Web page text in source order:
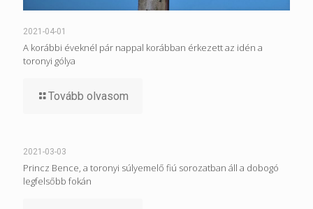
2021-04-01
A korábbi éveknél pár nappal korábban érkezett az idén a
toronyi gólya
Tovább olvasom
2021-03-03
Princz Bence, a toronyi súlyemelő fiú sorozatban áll a dobogó
legfelsőbb fokán